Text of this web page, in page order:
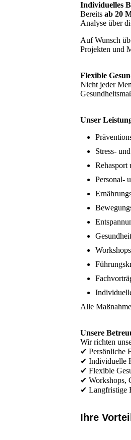
Individuelles
Bereits ab 20
Analyse über
Auf Wunsch
Projekten und
Flexible
Nicht jeder
Unser
Stress-
Rehasport
Personal-
Alle
Unsere
Wir richten
✔ Persönliche
✔ Individuelle
✔ Flexible
✔ Workshops,
✔ Langfristige
Ihre